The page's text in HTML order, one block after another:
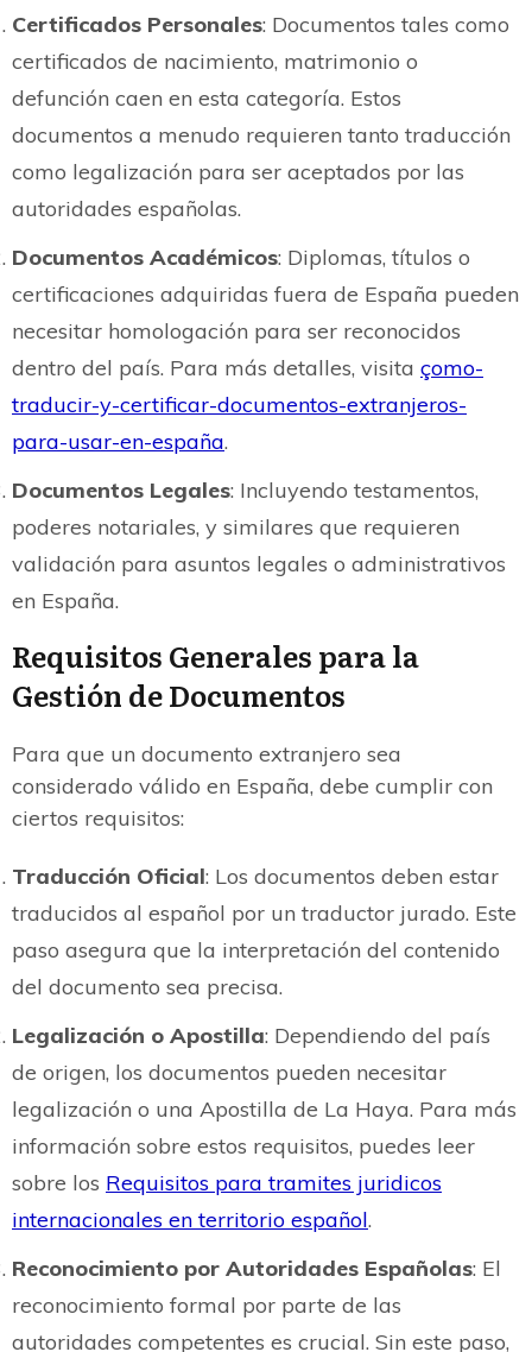
Certificados Personales: Documentos tales como
certificados de nacimiento, matrimonio o
defunción caen en esta categoría. Estos
documentos a menudo requieren tanto traducción
como legalización para ser aceptados por las
autoridades españolas.
Documentos Académicos: Diplomas, títulos o
certificaciones adquiridas fuera de España pueden
necesitar homologación para ser reconocidos
dentro del país. Para más detalles, visita çomo-
traducir-y-certificar-documentos-extranjeros-
para-usar-en-españa.
Documentos Legales: Incluyendo testamentos,
poderes notariales, y similares que requieren
validación para asuntos legales o administrativos
en España.
Requisitos Generales para la
Gestión de Documentos
Para que un documento extranjero sea
considerado válido en España, debe cumplir con
ciertos requisitos:
Traducción Oficial: Los documentos deben estar
traducidos al español por un traductor jurado. Este
paso asegura que la interpretación del contenido
del documento sea precisa.
Legalización o Apostilla: Dependiendo del país
de origen, los documentos pueden necesitar
legalización o una Apostilla de La Haya. Para más
información sobre estos requisitos, puedes leer
sobre los Requisitos para tramites juridicos
internacionales en territorio español.
Reconocimiento por Autoridades Españolas: El
reconocimiento formal por parte de las
autoridades competentes es crucial. Sin este paso,